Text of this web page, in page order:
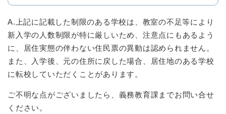
A.上記に記載した制限のある学校は、教室の不足等により
新入学の人数制限が特に厳しいため、注意点にもあるよう
に、居住実態の伴わない住民票の異動は認められません。
また、入学後、元の住所に戻した場合、居住地のある学校
に転校していただくことがあります。
ご不明な点がございましたら、義務教育課までお問い合せ
ください。